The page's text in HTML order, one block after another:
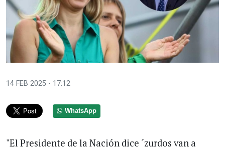
14 FEB 2025 - 17:12
WhatsApp
"El Presidente de la Nación dice ´zurdos van a